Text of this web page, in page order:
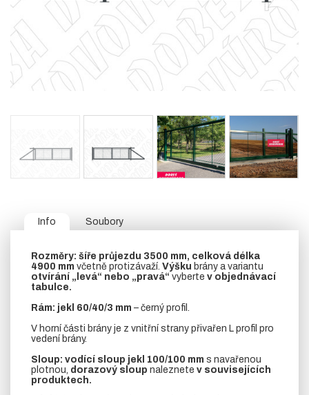
Info Soubory
Rozměry: šíře průjezdu 3500 mm, celková délka
4900 mm včetně protizávaží. Výšku brány a variantu
otvírání „levá“ nebo „pravá“ vyberte v objednávací
tabulce.
Rám: jekl 60/40/3 mm – černý profil.
V horní části brány je z vnitřní strany přivařen L profil pro
vedení brány.
Sloup: vodící sloup jekl 100/100 mm s navařenou
plotnou, dorazový sloup naleznete v souvisejících
produktech.